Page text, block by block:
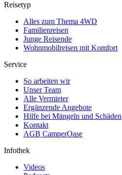
Reisetyp
Alles zum Thema 4WD
Familienreisen
Junge Reisende
Wohnmobilreisen mit Komfort
Service
So arbeiten wir
Unser Team
Alle Vermieter
Ergänzende Angebote
Hilfe bei Mängeln und Schäden
Kontakt
AGB CamperOase
Infothek
Videos